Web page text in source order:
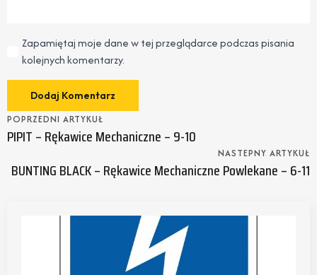
Zapamiętaj moje dane w tej przeglądarce podczas pisania
kolejnych komentarzy.
POPRZEDNI ARTYKUŁ
PIPIT – Rękawice Mechaniczne – 9-10
NASTEPNY ARTYKUŁ
BUNTING BLACK – Rękawice Mechaniczne Powlekane – 6-11